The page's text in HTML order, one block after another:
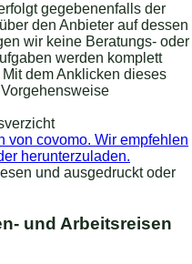
gegebenenfalls der
den Anbieter auf dessen
wir keine Beratungs- oder
werden komplett
dem Anklicken dieses
von covomo. Wir empfehlen
herunterzuladen.
und ausgedruckt oder
und Arbeitsreisen